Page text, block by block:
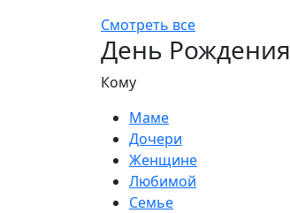
Смотреть все
День Рождения
Кому
Маме
Дочери
Женщине
Любимой
Семье